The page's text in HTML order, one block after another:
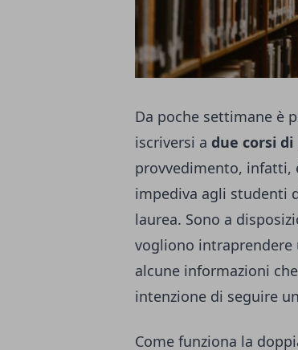
Da poche settimane è
iscriversi a due corsi
provvedimento, infatti,
impediva agli studenti
laurea. Sono a
vogliono
alcune informazioni
intenzione di seguire
Come funziona la